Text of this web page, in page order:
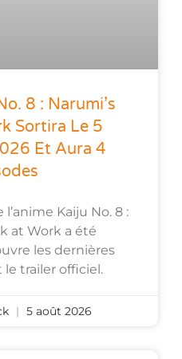
8 : Narumi’s
Sortira Le 5
Et Aura 4
Kaiju No. 8 :
at Work a été
les dernières
trailer officiel.
5 août 2026